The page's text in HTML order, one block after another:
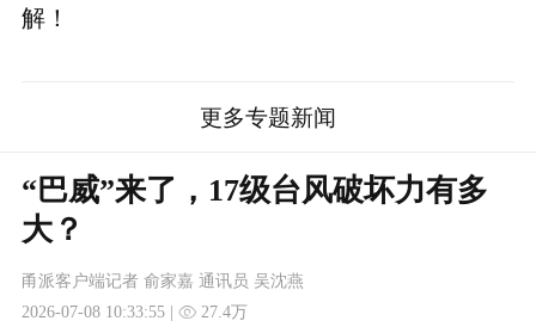
解！
更多专题新闻
“巴威”来了，17级台风破坏力有多
大？
甬派客户端记者 俞家嘉 通讯员 吴沈燕
2026-07-08 10:33:55 |
27.4万